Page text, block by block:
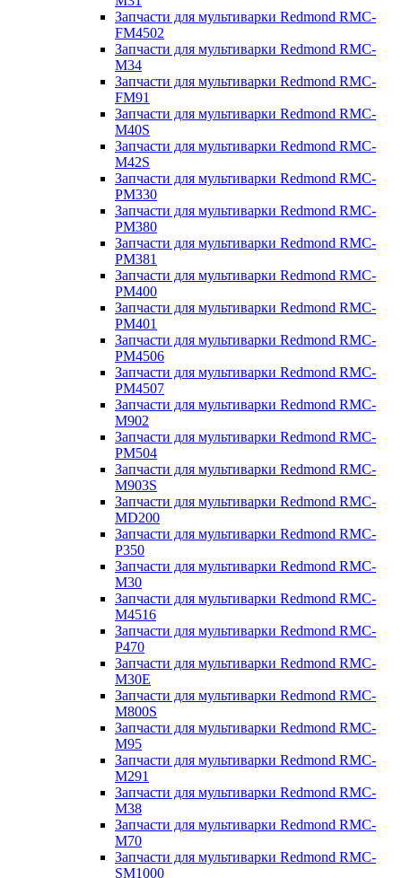
Запчасти для мультиварки Redmond RMC-
FM4502
Запчасти для мультиварки Redmond RMC-
M34
Запчасти для мультиварки Redmond RMC-
FM91
Запчасти для мультиварки Redmond RMC-
M40S
Запчасти для мультиварки Redmond RMC-
M42S
Запчасти для мультиварки Redmond RMC-
PM330
Запчасти для мультиварки Redmond RMC-
PM380
Запчасти для мультиварки Redmond RMC-
PM381
Запчасти для мультиварки Redmond RMC-
PM400
Запчасти для мультиварки Redmond RMC-
PM401
Запчасти для мультиварки Redmond RMC-
PM4506
Запчасти для мультиварки Redmond RMC-
PM4507
Запчасти для мультиварки Redmond RMC-
M902
Запчасти для мультиварки Redmond RMC-
PM504
Запчасти для мультиварки Redmond RMC-
M903S
Запчасти для мультиварки Redmond RMC-
MD200
Запчасти для мультиварки Redmond RMC-
P350
Запчасти для мультиварки Redmond RMC-
M30
Запчасти для мультиварки Redmond RMC-
M4516
Запчасти для мультиварки Redmond RMC-
P470
Запчасти для мультиварки Redmond RMC-
M30E
Запчасти для мультиварки Redmond RMC-
M800S
Запчасти для мультиварки Redmond RMC-
M95
Запчасти для мультиварки Redmond RMC-
M291
Запчасти для мультиварки Redmond RMC-
M38
Запчасти для мультиварки Redmond RMC-
M70
Запчасти для мультиварки Redmond RMC-
SM1000